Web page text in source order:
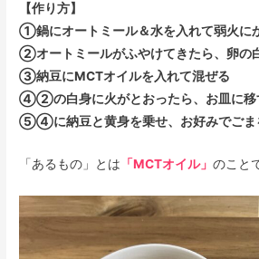
【作り方】
①鍋にオートミール＆水を入れて弱火に
②オートミールがふやけてきたら、卵の
③納豆にMCTオイルを入れて混ぜる
④②の白身に火がとおったら、お皿に移
⑤④に納豆と黄身を乗せ、お好みでごま
「あるもの」とは 「MCTオイル」のこと